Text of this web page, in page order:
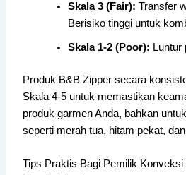
Skala 3 (Fair): Transfer
Berisiko tinggi untuk
Skala 1-2 (Poor): Luntur
Produk B&B Zipper secara
Skala 4-5 untuk memastikan
produk garmen Anda, bahkan
seperti merah tua, hitam pekat,
Tips Praktis Bagi Pemilik